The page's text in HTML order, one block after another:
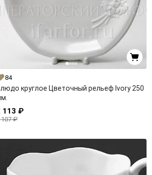
84
круглое Цветочный рельеф Ivory 250
113 ₽
107 ₽